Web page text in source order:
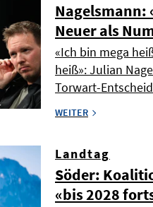
Nagelsmann:
Neuer als
«Ich bin mega
heiß»: Julian
Torwart-
WEITER
Landtag
Söder:
«bis 2028